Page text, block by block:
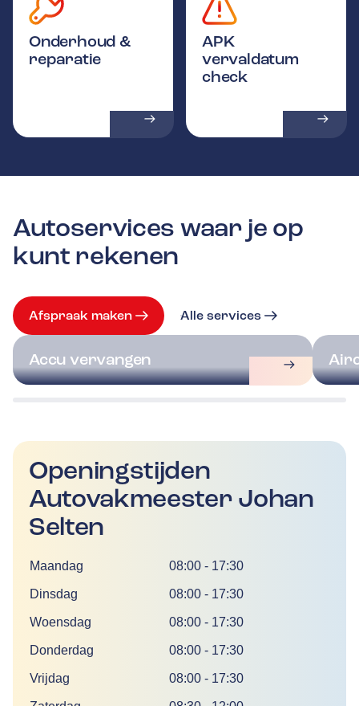
Onderhoud &
reparatie
APK
vervaldatum
check
Autoservices waar je op
kunt rekenen
Afspraak maken Alle services
Accu vervangen
Openingstijden
Autovakmeester Johan
Selten
DagTijd
Maandag 08:00 - 17:30
Dinsdag 08:00 - 17:30
Woensdag 08:00 - 17:30
Donderdag 08:00 - 17:30
Vrijdag 08:00 - 17:30